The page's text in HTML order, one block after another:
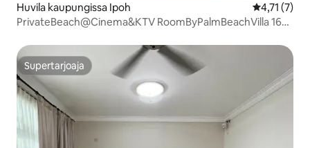
Huvila kaupungissa Ipoh
4,71 (7)
PrivateBeach@Cinema&KTV RoomByPalmBeachVilla 16
Supertarjoaja
Supertarjoaja